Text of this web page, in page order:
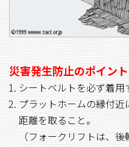
災害発生防止のポイント
シートベルトを必ず着用
プラットホームの縁付
距離を取ること。
（フォークリフトは、